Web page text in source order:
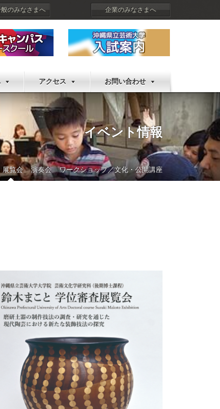
のみなさまへ 企業のみなさまへ
アクセス お問い合わせ
イベント情報
展覧会 演奏会 ワークショップ／文化・公開講座